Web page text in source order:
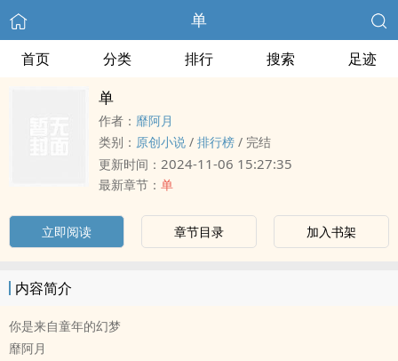
单
首页 分类 排行 搜索 足迹
单
作者： 靡阿月
类别： 原创小说 / 排行榜 / 完结
更新时间： 2024-11-06 15:27:35
最新章节： 单
立即阅读 章节目录 加入书架
内容简介
你是来自童年的幻梦
靡阿月